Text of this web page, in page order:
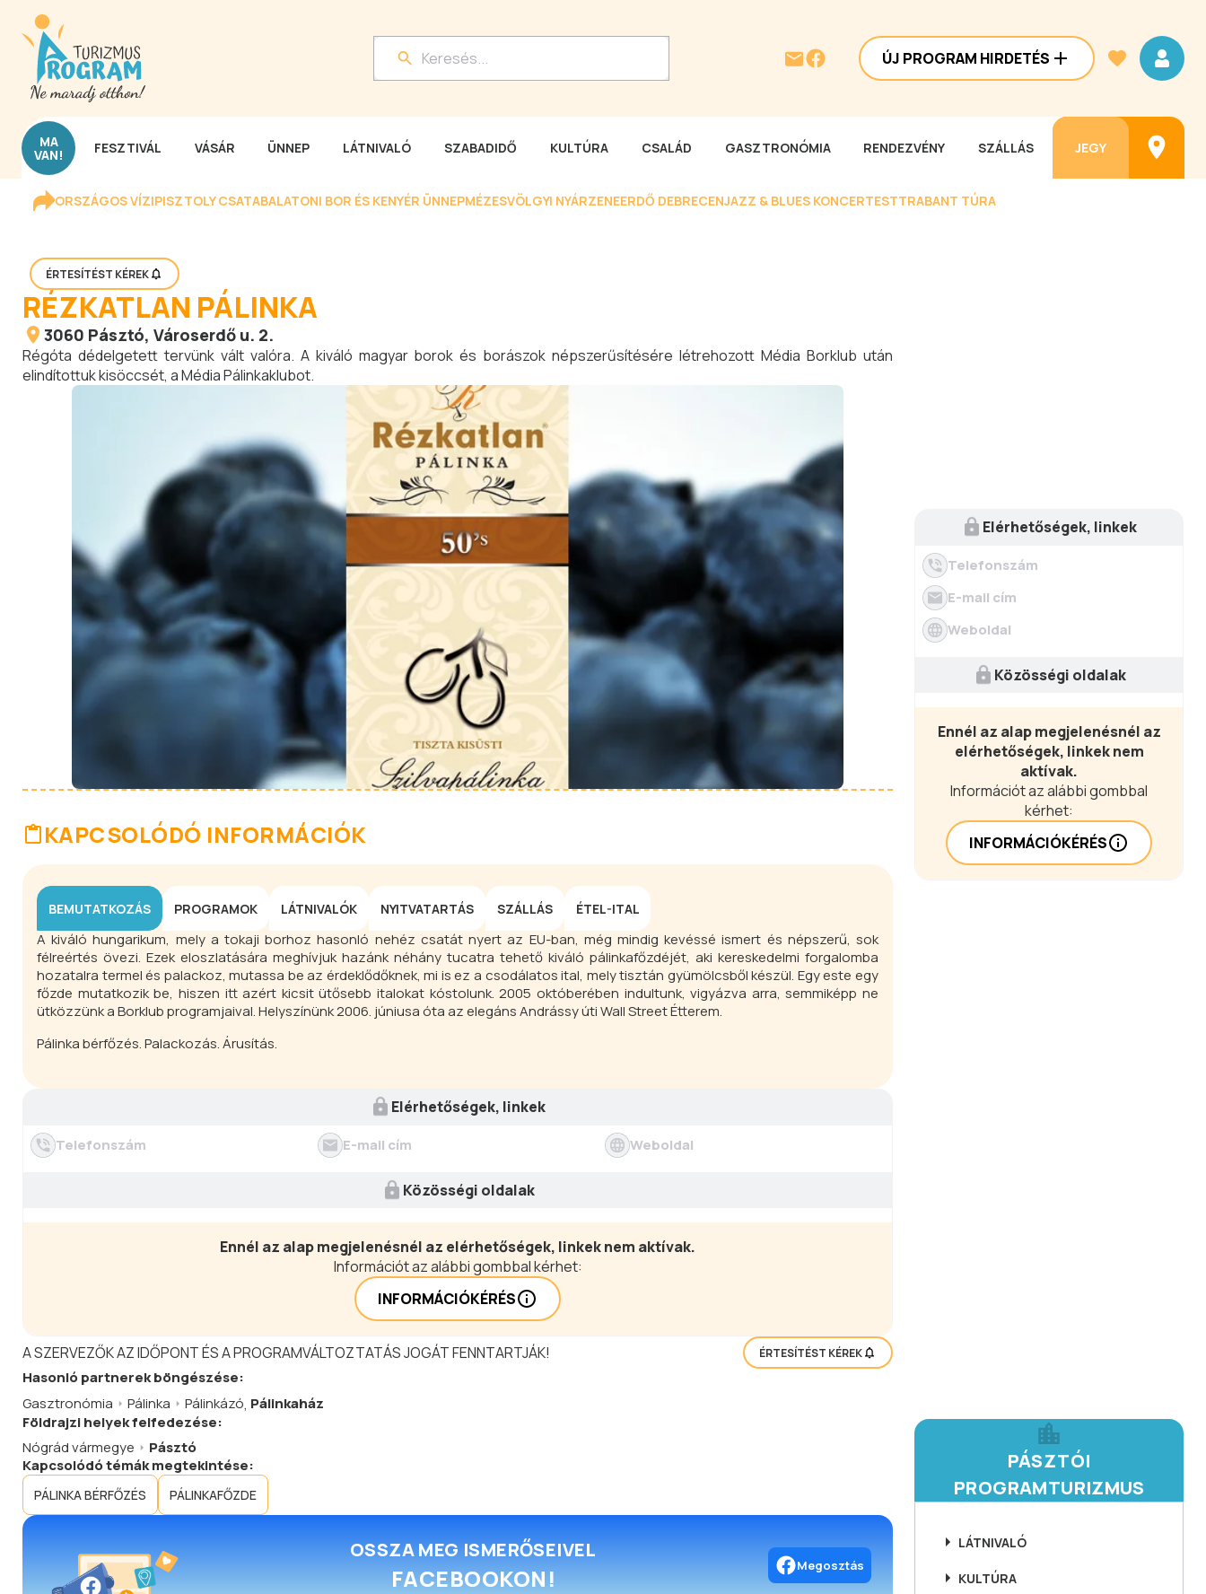
ÚJ PROGRAM HIRDETÉS
MA
VAN! FESZTIVÁL VÁSÁR ÜNNEP LÁTNIVALÓ SZABADIDŐ KULTÚRA CSALÁD GASZTRONÓMIA RENDEZVÉNY SZÁLLÁS JEGY
ORSZÁGOS VÍZIPISZTOLY CSATABALATONI BOR ÉS KENYÉR ÜNNEPMÉZESVÖLGYI NYÁRZENEERDŐ DEBRECENJAZZ & BLUES KONCERTESTTRABANT TÚRA
ÉRTESÍTÉST KÉREK
RÉZKATLAN PÁLINKA
3060 Pásztó, Városerdő u. 2.
Régóta dédelgetett tervünk vált valóra. A kiváló magyar borok és borászok népszerűsítésére létrehozott Média Borklub után
elindítottuk kisöccsét, a Média Pálinkaklubot.
KAPCSOLÓDÓ INFORMÁCIÓK
BEMUTATKOZÁS PROGRAMOK LÁTNIVALÓK NYITVATARTÁS SZÁLLÁS ÉTEL-ITAL
A kiváló hungarikum, mely a tokaji borhoz hasonló nehéz csatát nyert az EU-ban, még mindig kevéssé ismert és népszerű, sok
félreértés övezi. Ezek eloszlatására meghívjuk hazánk néhány tucatra tehető kiváló pálinkafőzdéjét, aki kereskedelmi forgalomba
hozatalra termel és palackoz, mutassa be az érdeklődőknek, mi is ez a csodálatos ital, mely tisztán gyümölcsből készül. Egy este egy
főzde mutatkozik be, hiszen itt azért kicsit ütősebb italokat kóstolunk. 2005 októberében indultunk, vigyázva arra, semmiképp ne
ütközzünk a Borklub programjaival. Helyszínünk 2006. júniusa óta az elegáns Andrássy úti Wall Street Étterem.
Pálinka bérfőzés. Palackozás. Árusítás.
Elérhetőségek, linkek
Telefonszám E-mail cím Weboldal
Közösségi oldalak
Ennél az alap megjelenésnél az elérhetőségek, linkek nem aktívak.
Információt az alábbi gombbal kérhet:
INFORMÁCIÓKÉRÉS
A SZERVEZŐK AZ IDŐPONT ÉS A PROGRAMVÁLTOZTATÁS JOGÁT FENNTARTJÁK! ÉRTESÍTÉST KÉREK
Hasonló partnerekböngészése:
Gasztronómia
Pálinka Pálinkázó, Pálinkaház
Földrajzi helyek felfedezése:
Nógrád vármegye
Pásztó
Kapcsolódó témák megtekintése:
PÁLINKA BÉRFŐZÉS PÁLINKAFŐZDE
OSSZA MEG ISMERŐSEIVEL
FACEBOOKON! Megosztás
Elérhetőségek, linkek
Telefonszám
E-mail cím
Weboldal
Közösségi oldalak
Ennél az alap megjelenésnél az
elérhetőségek, linkek nem
aktívak.
Információt az alábbi gombbal
kérhet:
INFORMÁCIÓKÉRÉS
PÁSZTÓI
PROGRAMTURIZMUS
LÁTNIVALÓ
KULTÚRA